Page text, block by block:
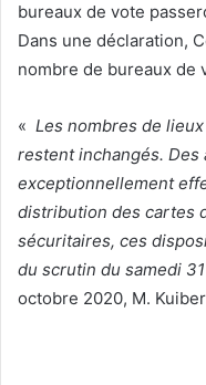
bureaux de vote
Dans une déclaration,
nombre de bureaux de
« Les nombres de
restent inchangés. Des
exceptionnellement
distribution des cartes
sécuritaires, ces
du scrutin du samedi
octobre 2020, M.